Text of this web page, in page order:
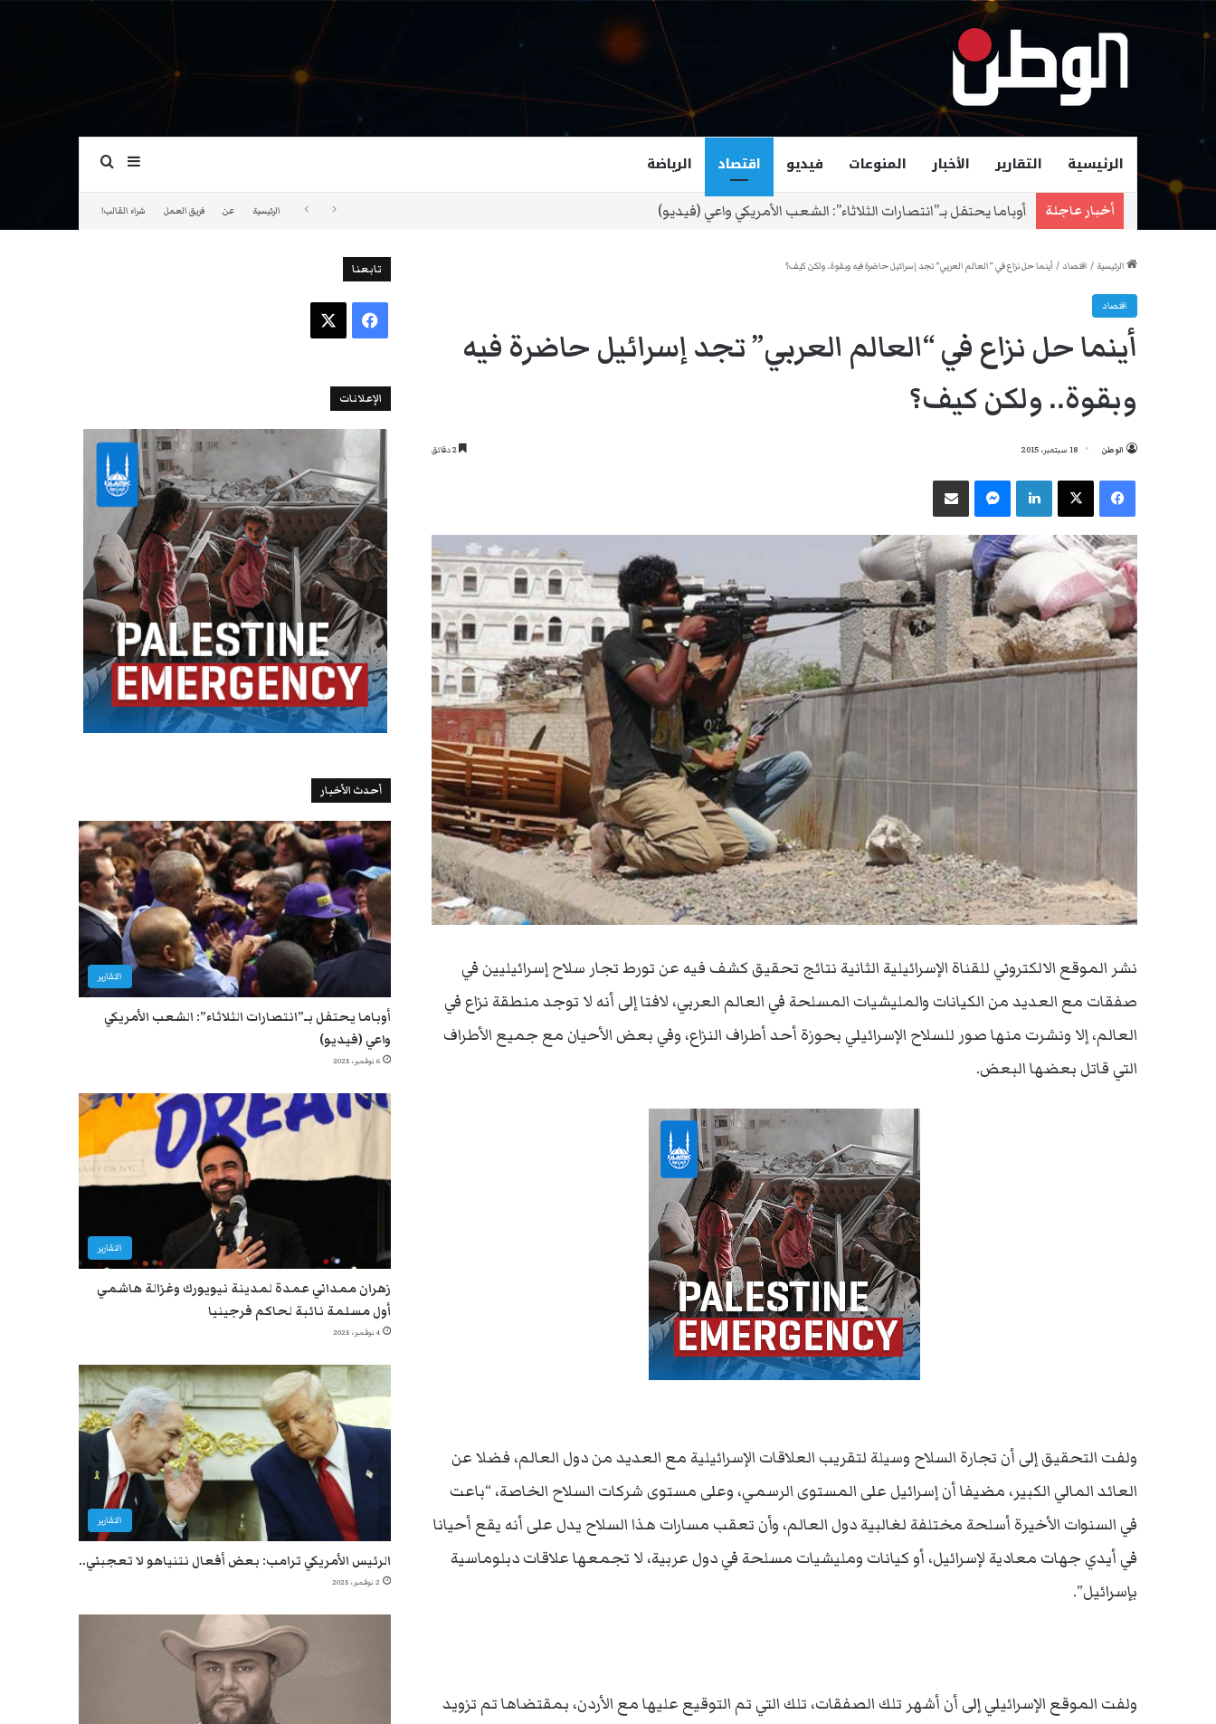
الرئيسية التقارير الأخبار المنوعات فيديو اقتصاد الرياضة إضافة عمود جانبي
بحث عن
أخبار عاجلة زهران ممداني عمدة لمدينة نيويورك وغزالة هاشمي أول مسلمة نائبة لحاكم فرجينيا الرئيسية عن فريق العمل شراء القالب!
الرئيسية / اقتصاد/ أينما حل نزاع في “العالم العربي” تجد إسرائيل حاضرة فيه وبقوة.. ولكن كيف؟
اقتصاد
أينما حل نزاع في “العالم العربي” تجد إسرائيل حاضرة فيه
وبقوة.. ولكن كيف؟
الوطن 18 سبتمبر، 2015
فيسبوك ‫X لينكدإن ماسنجر مشاركة عبر البريد
نشر الموقع الالكتروني للقناة الإسرائيلية الثانية نتائج تحقيق كشف فيه عن تورط تجار سلاح إسرائيليين في
صفقات مع العديد من الكيانات والمليشيات المسلحة في العالم العربي، لافتا إلى أنه لا توجد منطقة نزاع في
العالم، إلا ونشرت منها صور للسلاح الإسرائيلي بحوزة أحد أطراف النزاع، وفي بعض الأحيان مع جميع الأطراف
التي قاتل بعضها البعض.
ولفت التحقيق إلى أن تجارة السلاح وسيلة لتقريب العلاقات الإسرائيلية مع العديد من دول العالم، فضلا عن
العائد المالي الكبير، مضيفا أن إسرائيل على المستوى الرسمي، وعلى مستوى شركات السلاح الخاصة، “باعت
في السنوات الأخيرة أسلحة مختلفة لغالبية دول العالم، وأن تعقب مسارات هذا السلاح يدل على أنه يقع أحيانا
في أيدي جهات معادية لإسرائيل، أو كيانات ومليشيات مسلحة في دول عربية، لا تجمعها علاقات دبلوماسية
بإسرائيل”.
ولفت الموقع الإسرائيلي إلى أن أشهر تلك الصفقات، تلك التي تم التوقيع عليها مع الأردن، بمقتضاها تم تزويد
تابعنا
فيسبوك
الإعلانات
أحدث الأخبار
التقارير
أوباما يحتفل بـ”انتصارات الثلاثاء”: الشعب الأمريكي
واعي (فيديو)
6 نوفمبر، 2025
التقارير
زهران ممداني عمدة لمدينة نيويورك وغزالة هاشمي
أول مسلمة نائبة لحاكم فرجينيا
4 نوفمبر، 2025
التقارير
الرئيس الأمريكي ترامب: بعض أفعال نتنياهو لا تعجبني..
2 نوفمبر، 2025